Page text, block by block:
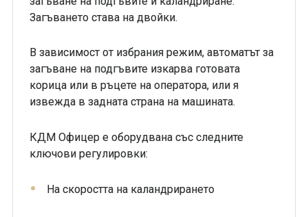
Загъването става на двойки.
В зависимост от избрания режим, автоматът за
загъване на подгъвите изкарва готовата
корица или в ръцете на оператора, или я
извежда в задната страна на машината.
КДМ Офицер е оборудвана със следните
ключови регулировки:
На скоростта на каландрирането